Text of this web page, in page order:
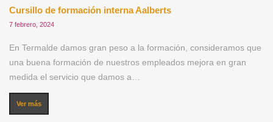
Cursillo de formación interna Aalberts
7 febrero, 2024
En Termalde damos gran peso a la formación, consideramos que
una buena formación de nuestros empleados mejora en gran
medida el servicio que damos a…
Ver más